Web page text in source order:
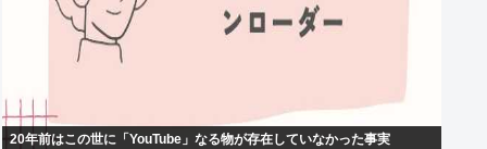
20年前はこの世に「YouTube」なる物が存在していなかった事実